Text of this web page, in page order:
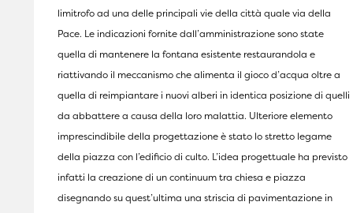
limitrofo ad una delle principali vie della città quale via della
Pace. Le indicazioni fornite dall’amministrazione sono state
quella di mantenere la fontana esistente restaurandola e
riattivando il meccanismo che alimenta il gioco d’acqua oltre a
quella di reimpiantare i nuovi alberi in identica posizione di quelli
da abbattere a causa della loro malattia. Ulteriore elemento
imprescindibile della progettazione è stato lo stretto legame
della piazza con l’edificio di culto. L’idea progettuale ha previsto
infatti la creazione di un continuum tra chiesa e piazza
disegnando su quest’ultima una striscia di pavimentazione in